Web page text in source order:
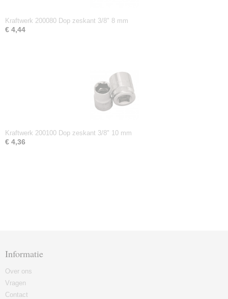
Kraftwerk 200080 Dop zeskant 3/8" 8 mm
€ 4,44
Kraftwerk 200100 Dop zeskant 3/8" 10 mm
€ 4,36
Informatie
Over ons
Vragen
Contact